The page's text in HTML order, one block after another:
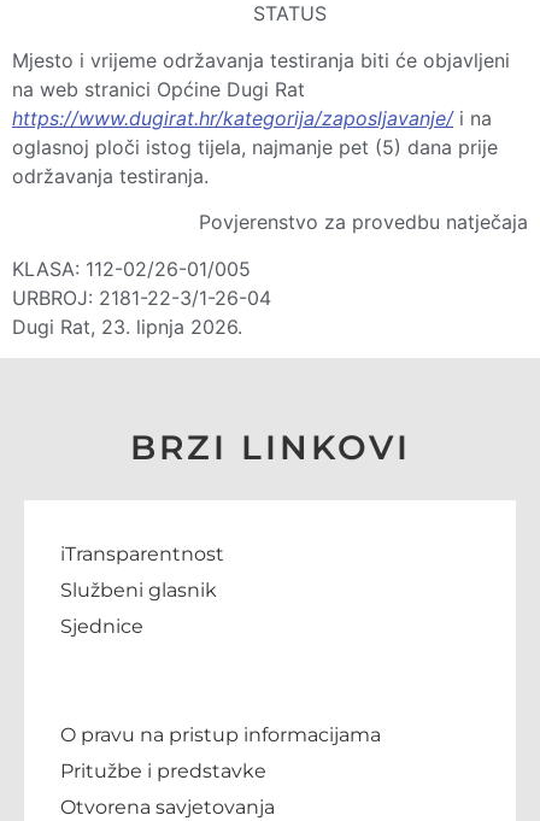
STATUS
Mjesto i vrijeme održavanja testiranja biti će objavljeni
na web stranici Općine Dugi Rat
https://www.dugirat.hr/kategorija/zaposljavanje/i na
oglasnoj ploči istog tijela, najmanje pet (5) dana prije
održavanja testiranja.
Povjerenstvo za provedbu natječaja
KLASA: 112-02/26-01/005
URBROJ: 2181-22-3/1-26-04
Dugi Rat, 23. lipnja 2026.
BRZI LINKOVI
iTransparentnost
Službeni glasnik
Sjednice
O pravu na pristup informacijama
Pritužbe i predstavke
Otvorena savjetovanja